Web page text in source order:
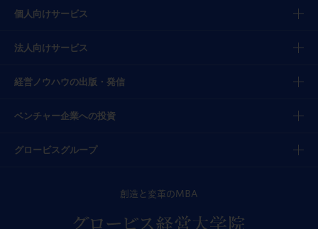
個人向けサービス
法人向けサービス
経営ノウハウの出版・発信
ベンチャー企業への投資
グロービスグループ
創造と変革のMBA